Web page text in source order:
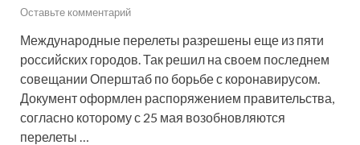
Оставьте комментарий
Международные перелеты разрешены еще из пяти
российских городов. Так решил на своем последнем
совещании Оперштаб по борьбе с коронавирусом.
Документ оформлен распоряжением правительства,
согласно которому с 25 мая возобновляются
перелеты …